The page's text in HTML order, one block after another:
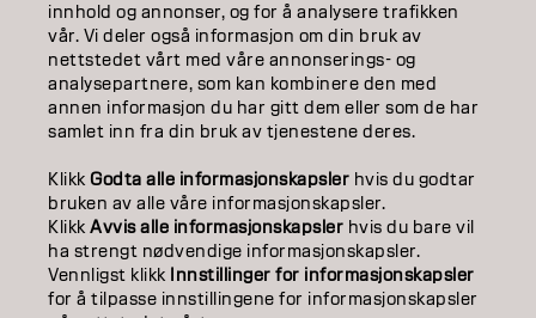
EDUCATION
ABOUT
SALON FINDER
BECOME A PARTNER
CONTACT US
innhold og annonser, og for å analysere trafikken
vår. Vi deler også informasjon om din bruk av
nettstedet vårt med våre annonserings- og
analysepartnere, som kan kombinere den med
annen informasjon du har gitt dem eller som de har
samlet inn fra din bruk av tjenestene deres.
KlikkGodta alle informasjonskapsler hvis du godtar
bruken av alle våre informasjonskapsler.
KlikkAvvis alle informasjonskapsler hvis du bare vil
ha strengt nødvendige informasjonskapsler.
Vennligst klikk Innstillinger for informasjonskapsler
for å tilpasse innstillingene for informasjonskapsler